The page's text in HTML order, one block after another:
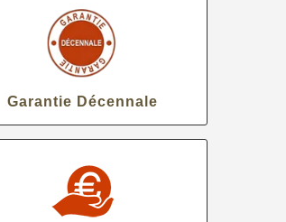
Garantie Décennale